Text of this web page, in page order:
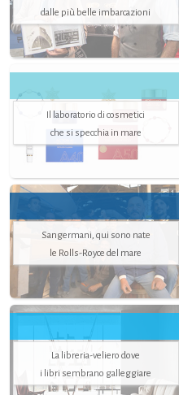
dalle più belle imbarcazioni
Il laboratorio di cosmetici
che si specchia in mare
Sangermani, qui sono nate
le Rolls-Royce del mare
La libreria-veliero dove
i libri sembrano galleggiare